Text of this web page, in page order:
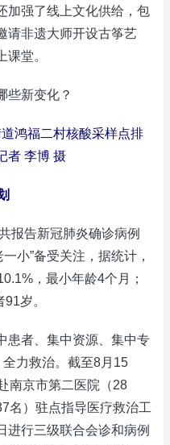
加强了线上文化供给，包
请非遗大师开设古筝艺
堂。
鸿福二村核酸采样点排
者 李博 摄
告新冠肺炎确诊病例
小”备受关注，据统计，
，最小年龄4个月；
岁。
者、集中资源、集中专
全力救治。截至8月15
南京市第二医院（28
名）驻点指导医疗救治工
进行三级联合会诊和病例